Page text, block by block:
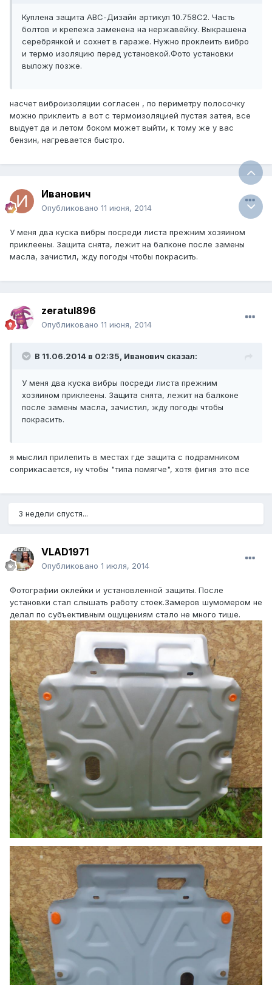
Куплена защита АВС-Дизайн артикул 10.758С2. Часть
болтов и крепежа заменена на нержавейку. Выкрашена
серебрянкой и сохнет в гараже. Нужно проклеить вибро
и термо изоляцию перед установкой.Фото установки
выложу позже.
насчет виброизоляции согласен , по периметру полосочку
можно приклеить а вот с термоизоляцией пустая затея, все
выдует да и летом боком может выйти, к тому же у вас
бензин, нагревается быстро.
Иванович
Опубликовано 11 июня, 2014
У меня два куска вибры посреди листа прежним хозяином
приклеены. Защита снята, лежит на балконе после замены
масла, зачистил, жду погоды чтобы покрасить.
zeratul896
Опубликовано 11 июня, 2014
В 11.06.2014 в 02:35, Иванович сказал:
У меня два куска вибры посреди листа прежним
хозяином приклеены. Защита снята, лежит на балконе
после замены масла, зачистил, жду погоды чтобы
покрасить.
я мыслил прилепить в местах где защита с подрамником
соприкасается, ну чтобы "типа помягче", хотя фигня это все
3 недели спустя...
VLAD1971
Опубликовано 1 июля, 2014
Фотографии оклейки и установленной защиты. После
установки стал слышать работу стоек.Замеров шумомером не
делал по субъективным ощущениям стало не много тише.